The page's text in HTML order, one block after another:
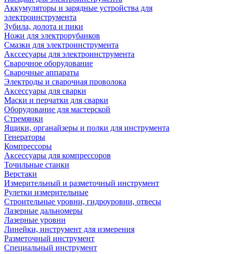
Аккумуляторы и зарядные устройства для
электроинструмента
Зубила, долота и пики
Ножи для электрорубанков
Смазки для электроинструмента
Акссесуары для электроинструмента
Сварочное оборудование
Сварочные аппараты
Электроды и сварочная проволока
Аксессуары для сварки
Маски и перчатки для сварки
Оборудование для мастерской
Стремянки
Ящики, органайзеры и полки для инструмента
Генераторы
Компрессоры
Аксессуары для компрессоров
Точильные станки
Верстаки
Измерительный и разметочный инструмент
Рулетки измерительные
Строительные уровни, гидроуровни, отвесы
Лазерные дальномеры
Лазерные уровни
Линейки, инструмент для измерения
Разметочный инструмент
Специальный инструмент